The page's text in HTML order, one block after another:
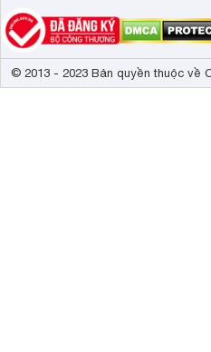
© 2013 - 2023 Bản quyền thuộc về